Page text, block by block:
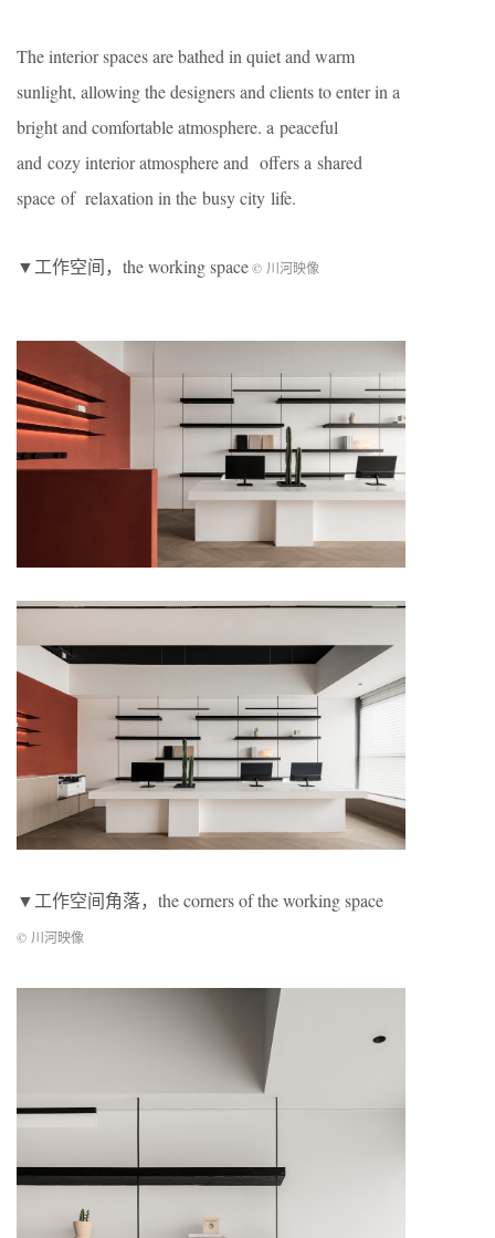
The interior spaces are bathed in quiet and warm
sunlight, allowing the designers and clients to enter in a
bright and comfortable atmosphere. a peaceful
and cozy interior atmosphere and offers a shared
space of relaxation in the busy city life.
▼工作空间，the working space© 川河映像
▼工作空间角落，the corners of the working space
© 川河映像